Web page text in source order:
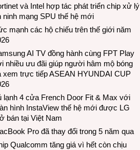
và Intel hợp tác phát triển chip xử lý
ninh mạng SPU thế hệ mới
mạnh các hộ chiếu trên thế giới năm
AI TV đồng hành cùng FPT Play
nhiều ưu đãi giúp người hâm mộ bóng
xem trực tiếp ASEAN HYUNDAI CUP
lạnh 4 cửa French Door Fit & Max với
hình InstaView thế hệ mới được LG
bán tại Việt Nam
Pro đã thay đổi trong 5 năm qua
Qualcomm tăng giá vì hết còn chịu